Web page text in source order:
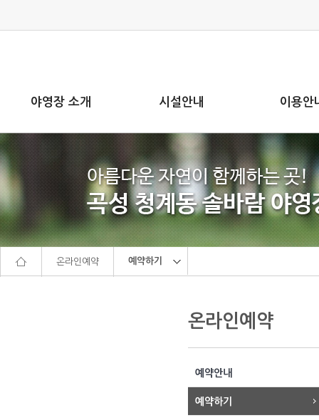
야영장 소개 시설안내 이용안
온라인예약 예약하기
온라인예약
예약안내
예약하기